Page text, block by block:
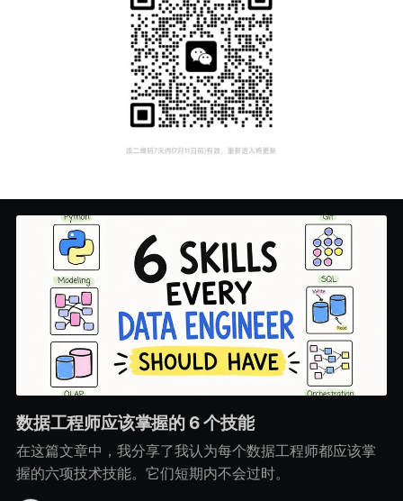
数据工程师应该掌握的 6 个技能
在这篇文章中，我分享了我认为每个数据工程师都应该掌
握的六项技术技能。它们短期内不会过时。